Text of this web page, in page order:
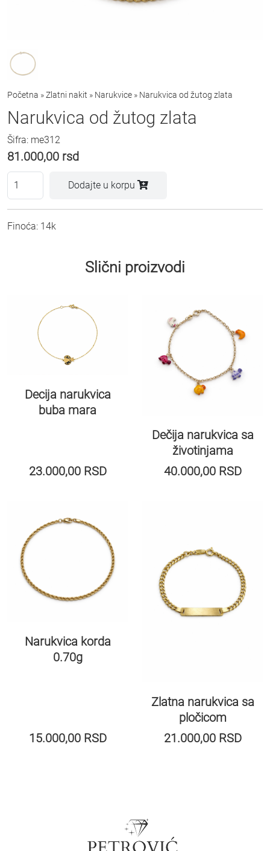
Početna »Zlatni nakit » Narukvice » Narukvica od žutog zlata
Narukvica od žutog zlata
Šifra: me312
81.000,00 rsd
Dodajte u korpu
Finoća: 14k
Slični proizvodi
Decija narukvica
buba mara
23.000,00 RSD
Dečija narukvica sa
životinjama
40.000,00 RSD
Narukvica korda
0.70g
15.000,00 RSD
Zlatna narukvica sa
pločicom
21.000,00 RSD